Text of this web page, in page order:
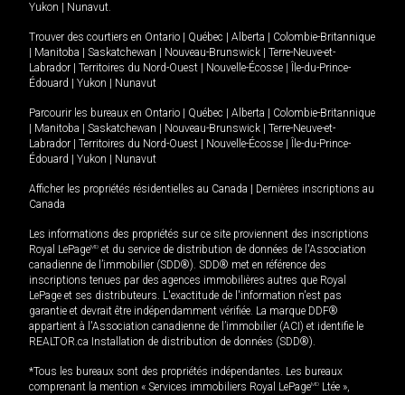
Yukon
Nunavut.
Trouver des courtiers en Ontario Québec Alberta
Colombie-Britannique
Manitoba Saskatchewan Nouveau-Brunswick
Terre-Neuve-et-
Labrador
Territoires du Nord-Ouest Nouvelle-Écosse
Île-du-Prince-
Édouard
Yukon Nunavut
Parcourir les bureaux en Ontario Québec Alberta
Colombie-Britannique
Manitoba Saskatchewan Nouveau-Brunswick
Terre-Neuve-et-
Labrador
Territoires du Nord-Ouest Nouvelle-Écosse
Île-du-Prince-
Édouard
Yukon Nunavut
Afficher les propriétés résidentielles au Canada
Dernières inscriptions au
Canada
Les informations des propriétés sur ce site proviennent des inscriptions
Royal LePageMD et du service de distribution de données de l'Association
canadienne de l’immobilier (SDD®). SDD® met en référence des
inscriptions tenues par des agences immobilières autres que Royal
LePage et ses distributeurs. L'exactitude de l'information n'est pas
garantie et devrait être indépendamment vérifiée. La marque DDF®
appartient à l'Association canadienne de l’immobilier (ACI) et identifie le
REALTOR.ca Installation de distribution de données (SDD®).
*Tous les bureaux sont des propriétés indépendantes. Les bureaux
comprenant la mention « Services immobiliers Royal LePageMD Ltée »,